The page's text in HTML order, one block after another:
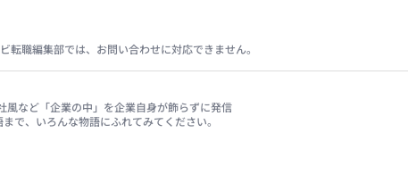
職編集部では、お問い合わせに対応できません。
など「企業の中」を企業自身が飾らずに発信
で、いろんな物語にふれてみてください。